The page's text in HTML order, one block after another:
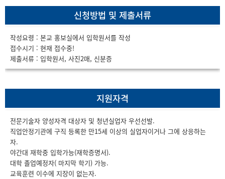
신청방법 및 제출서류
작성요령 : 본교 홍보실에서 입학원서를 작성
접수시기 : 현재 접수중!
제출서류 : 입학원서, 사진2매, 신분증
지원자격
전문기술자 양성자격 대상자 및 청년실업자 우선선발.
직업안정기관에 구직 등록한 만15세 이상의 실업자이거나 그에 상응하는
자.
야간대 재학중 입학가능(재학증명서).
대학 졸업예정자( 마지막 학기) 가능.
교육훈련 이수에 지장이 없는자.